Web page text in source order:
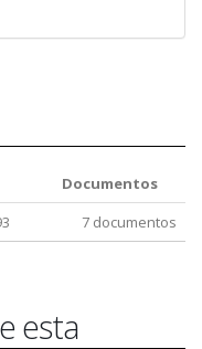
Documentos
7 documentos
esta